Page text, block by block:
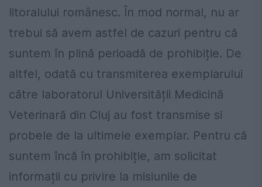
litoralului românesc. În mod normal, nu ar
trebui să avem astfel de cazuri pentru că
suntem în plină perioadă de prohibiție. De
altfel, odată cu transmiterea exemplarului
către laboratorul Universității Medicină
Veterinară din Cluj au fost transmise si
probele de la ultimele exemplar. Pentru că
suntem încă în prohibiție, am solicitat
informații cu privire la misiunile de